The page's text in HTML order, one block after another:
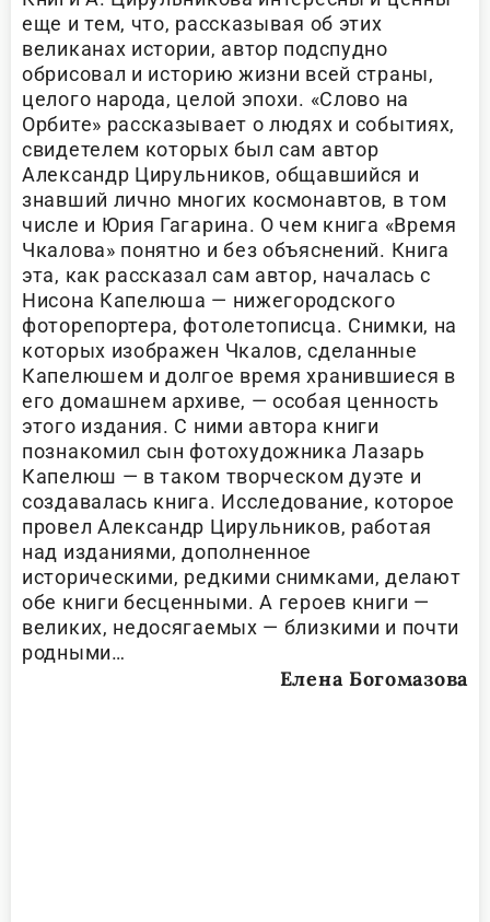
еще и тем, что, рассказывая об этих
великанах истории, автор подспудно
обрисовал и историю жизни всей страны,
целого народа, целой эпохи. «Слово на
Орбите» рассказывает о людях и событиях,
свидетелем которых был сам автор
Александр Цирульников, общавшийся и
знавший лично многих космонавтов, в том
числе и Юрия Гагарина. О чем книга «Время
Чкалова» понятно и без объяснений. Книга
эта, как рассказал сам автор, началась с
Нисона Капелюша — нижегородского
фоторепортера, фотолетописца. Снимки, на
которых изображен Чкалов, сделанные
Капелюшем и долгое время хранившиеся в
его домашнем архиве, — особая ценность
этого издания. С ними автора книги
познакомил сын фотохудожника Лазарь
Капелюш — в таком творческом дуэте и
создавалась книга. Исследование, которое
провел Александр Цирульников, работая
над изданиями, дополненное
историческими, редкими снимками, делают
обе книги бесценными. А героев книги —
великих, недосягаемых — близкими и почти
родными…
Елена Богомазова